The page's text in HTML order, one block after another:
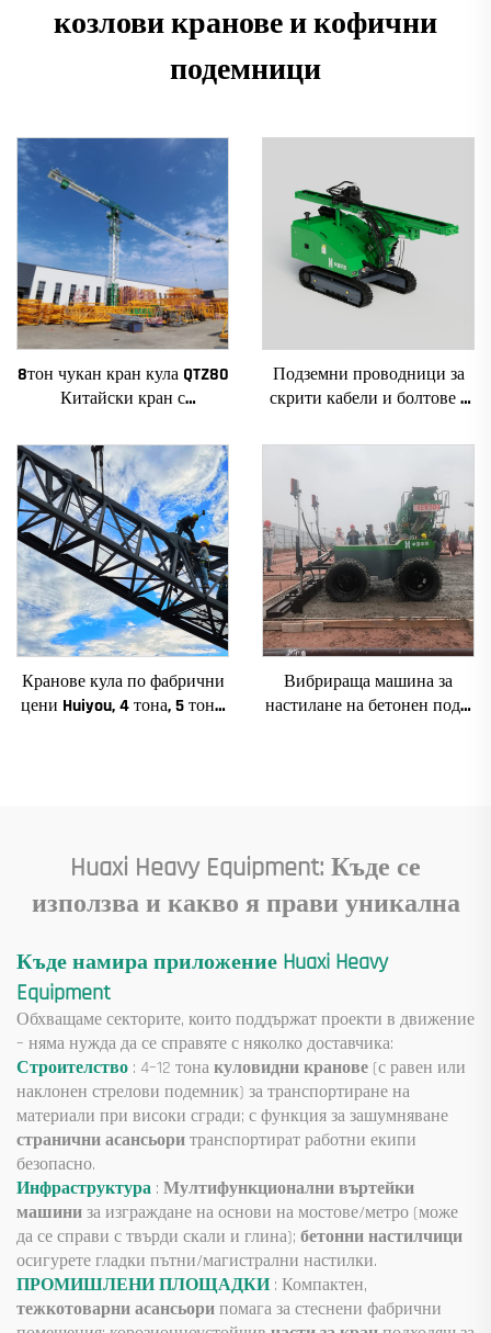
козлови кранове и кофични
подемници
8тон чукан кран кула QTZ80
Китайски кран с
Подземни проводници за
скрити кабели и болтове с
пробиване
Кранове кула по фабрични
цени Huiyou, 4 тона, 5 тона,
Вибрираща машина за
настилане на бетонен под с
Huaxi Heavy Equipment: Къде се
използва и какво я прави уникална
Къде намира приложение Huaxi Heavy
Equipment
Обхващаме секторите, които поддържат проекти в движение
– няма нужда да се справяте с няколко доставчика:
Строителство : 4–12 тонакуловидни кранове (с равен или
наклонен стрелови подемник) за транспортиране на
материали при високи сгради; с функция за зашумняване
странични асансьоритранспортират работни екипи
безопасно.
Инфраструктура : Мултифункционални въртейки
машиниза изграждане на основи на мостове/метро (може
да се справи с твърди скали и глина); бетонни настилчици
осигурете гладки пътни/магистрални настилки.
ПРОМИШЛЕНИ ПЛОЩАДКИ: Компактен,
тежкотоварни асансьорипомага за стеснени фабрични